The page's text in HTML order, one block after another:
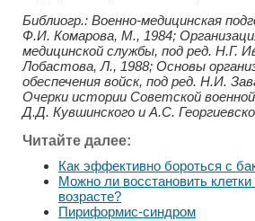
Библиогр.: Военно-медицинская
Ф.И. Комарова, М., 1984;
медицинской службы, под ред. Н.Г.
Лобастова, Л., 1988; Основы
обеспечения войск, под ред. Н.И.
Очерки истории Советской
Д.Д. Кувшинского и А.С.
Читайте далее:
Как эффективно бороться с
Можно ли восстановить
возрасте?
Пириформис-синдром